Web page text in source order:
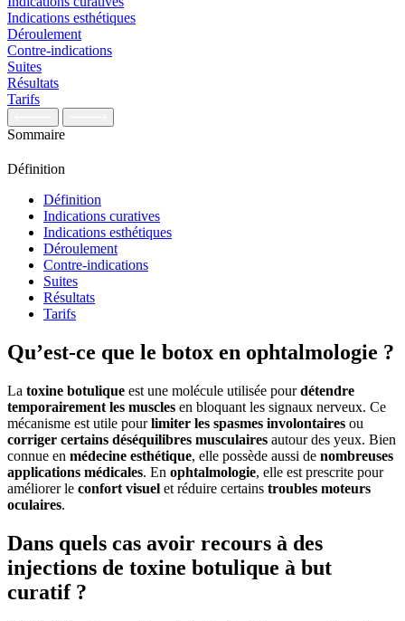
Indications esthétiques
Déroulement
Contre-indications
Suites
Résultats
Tarifs
Sommaire
Définition
Définition
Indications curatives
Indications esthétiques
Déroulement
Contre-indications
Suites
Résultats
Tarifs
Qu’est-ce que le botox en ophtalmologie ?
La toxine botulique est une molécule utilisée pourdétendre
temporairement les muscles en bloquant les signaux nerveux. Ce
mécanisme est utile pourlimiter les spasmes involontaires ou
corriger certains déséquilibres musculaires autour des yeux. Bien
connue en médecine esthétique, elle possède aussi de nombreuses
applications médicales. En ophtalmologie, elle est prescrite pour
améliorer le confort visuel et réduire certains troubles moteurs
oculaires.
Dans quels cas avoir recours à des
injections de toxine botulique à but
curatif ?